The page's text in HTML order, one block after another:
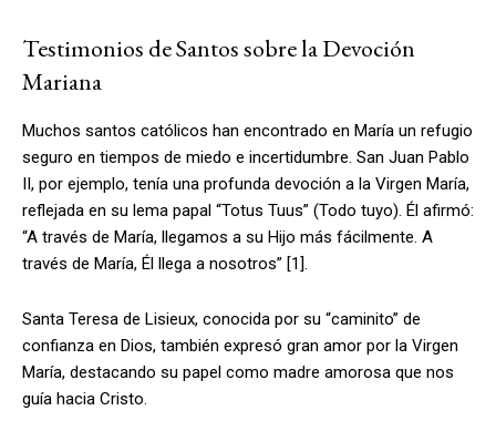
Testimonios de Santos sobre la Devoción
Mariana
Muchos santos católicos han encontrado en María un refugio
seguro en tiempos de miedo e incertidumbre. San Juan Pablo
II, por ejemplo, tenía una profunda devoción a la Virgen María,
reflejada en su lema papal “Totus Tuus” (Todo tuyo). Él afirmó:
“A través de María, llegamos a su Hijo más fácilmente. A
través de María, Él llega a nosotros” [1].
Santa Teresa de Lisieux, conocida por su “caminito” de
confianza en Dios, también expresó gran amor por la Virgen
María, destacando su papel como madre amorosa que nos
guía hacia Cristo.